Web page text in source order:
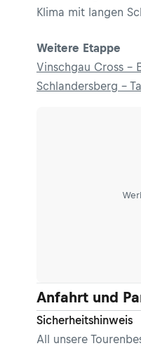
Klima mit langen
Weitere Etappe
Vinschgau Cross -
Schlandersberg -
Anfahrt und
Sicherheitshinweis
All unsere